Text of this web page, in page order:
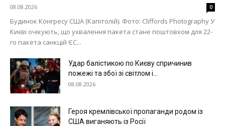
08.08.2026 0
Будинок Конгресу США (Капітолій). Фото: Cliffords Photography У
Києві очікують, що ухвалення пакета стане поштовхом для 22-
го пакета санкцій ЄС...
Удар балістикою по Києву спричинив
пожежі та збої зі світлом і...
08.08.2026
Героя кремлівської пропаганди родом із
США виганяють із Росії